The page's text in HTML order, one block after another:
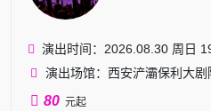
演出时间：2026.08.30 周日
演出场馆：西安浐灞保利大剧
80 元起